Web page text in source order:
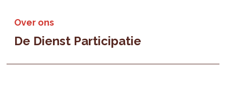
Over ons
De Dienst Participatie